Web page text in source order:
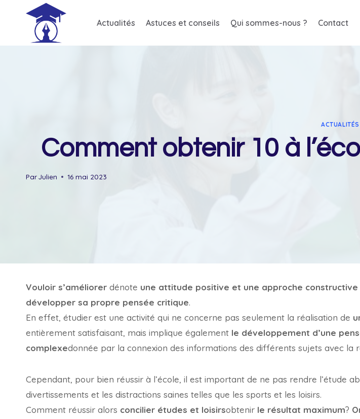
Actualités Astuces et conseils Qui sommes-nous ? Contact
ACTUALITÉS
Comment obtenir 10 à
ParJulien 16 mai 2023
Vouloir s’améliorer dénote une attitude positive et une approche constructive
développer sa propre pensée critique.
En effet, étudier est une activité qui ne concerne pas seulement la réalisation de
entièrement satisfaisant, mais implique également le développement d’une
complexedonnée par la connexion des informations des différents sujets avec la
Cependant, pour bien réussir à l’école, il est important de ne pas rendre l’étude
divertissements et les distractions saines telles que les sports et les loisirs.
Comment réussir alors concilier études et loisirsobtenir le résultat maximum?